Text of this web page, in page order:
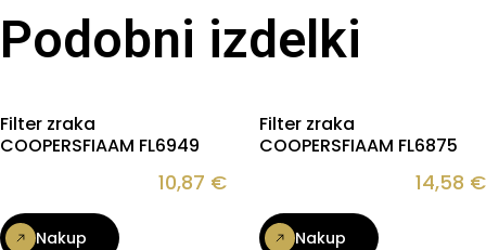
Podobni izdelki
Filter zraka
COOPERSFIAAM FL6949
10,87 €
Nakup
Filter zraka
COOPERSFIAAM FL6875
14,58 €
Nakup